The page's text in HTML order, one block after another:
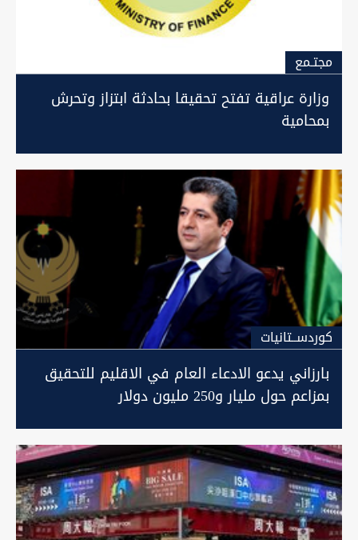
مجتـمع
وزارة عراقية تفتح تحقيقا بحادثة ابتزاز وتحرش
بمحامية
كوردســتانيات
بارزاني يدعو الادعاء العام في الاقليم للتحقيق
بمزاعم حول مليار و250 مليون دولار